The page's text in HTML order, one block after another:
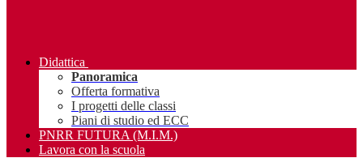
Didattica
Panoramica
Offerta formativa
I progetti delle classi
Piani di studio ed ECC
PNRR FUTURA (M.I.M.)
Lavora con la scuola